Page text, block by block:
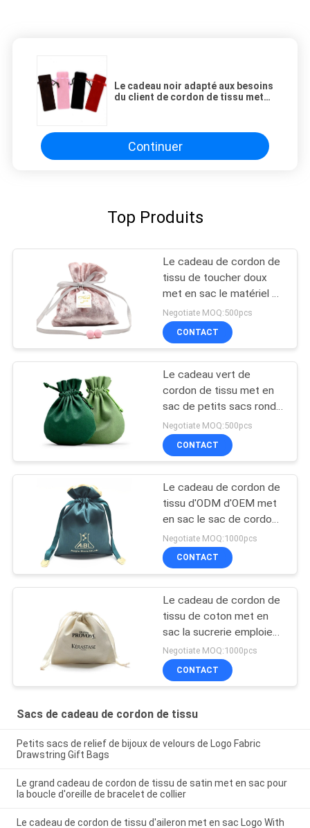
Le cadeau noir adapté aux besoins
du client de cordon de tissu met
Continuer
Top Produits
Le cadeau de cordon de
tissu de toucher doux
met en sac le matériel de
haute qualité de velours
avec l'étiquette de
salutation
Negotiate MOQ:500pcs
CONTACT
Le cadeau vert de
cordon de tissu met en
sac de petits sacs ronds
de bijoux de velours
Negotiate MOQ:500pcs
CONTACT
Le cadeau de cordon de
tissu d'ODM d'OEM met
en sac le sac de cordon
en soie de 100%
Negotiate MOQ:1000pcs
CONTACT
Le cadeau de cordon de
tissu de coton met en
sac la sucrerie emploient
déjouer emboutissant la
surface
Negotiate MOQ:1000pcs
CONTACT
Sacs de cadeau de cordon de tissu
Petits sacs de relief de bijoux de velours de Logo Fabric
Drawstring Gift Bags
Le grand cadeau de cordon de tissu de satin met en sac pour
la boucle d'oreille de bracelet de collier
Le cadeau de cordon de tissu d'aileron met en sac Logo With